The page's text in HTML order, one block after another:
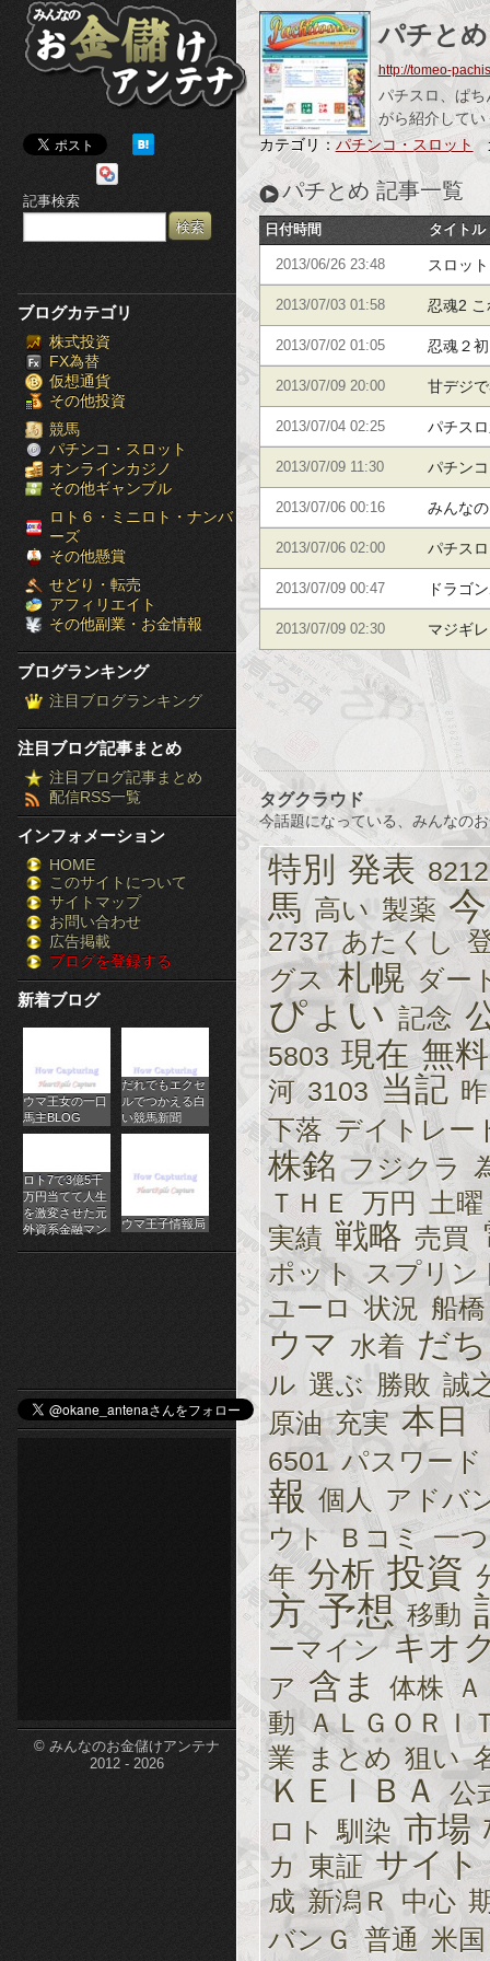
み
ん
な
の
お
金
儲
け
ア
ン
テ
ナ
［ブ
ロ
グ
ラ
ン
ン
グ］-
株
FX
競
馬
パ
チ
ス
ロ
オ
ン
ラ
イ
ン
カ
ジ
ノ
etc-
記事検索
ブログカテゴリ
株式投資
FX為替
仮想通貨
その他投資
競馬
パチンコ・スロット
オンラインカジノ
その他ギャンブル
ロト６・ミニロト・ナンバ
ーズ
その他懸賞
せどり・転売
アフィリエイト
その他副業・お金情報
ブログランキング
注目ブログランキング
注目ブログ記事まとめ
注目ブログ記事まとめ
配信RSS一覧
インフォメーション
HOME
このサイトについて
サイトマップ
お問い合わせ
広告掲載
ブログを登録する
新着ブログ
ウマ王女の一口
馬主BLOG
だれでもエクセ
ルでつかえる白
い競馬新聞
ロト7で3億5千
万円当てて人生
を激変させた元
外資系金融マン
ウマ王子情報局
© みんなのお金儲けアンテナ
2012 - 2026
パチとめ
http://tomeo-
パチスロ、ぱ
がら紹介して
カテゴリ： パチンコ・スロット
パチとめ 記事一覧
日付時間 タイトル
2013/06/26 23:48 スロッ
2013/07/03 01:58 忍魂2
(パチス
2013/07/02 01:05 忍魂２
弐 烈火
2013/07/09 20:00 甘デジ
2013/07/04 02:25 パチス
説 空の
2013/07/09 11:30 パチン
2013/07/06 00:16 みんな
ャグラ
2013/07/06 02:00 パチス
2013/07/09 00:47 ドラゴ
2013/07/09 02:30 マジギ
タグクラウド
今話題になっている、みんなの
特別 発表 8212
馬 高い 製薬
2737 あたくし
グス 札幌 ダー
ぴょい 記念
5803 現在 無料
河 3103 当記
下落 デイトレー
株銘 フジクラ
ＴＨＥ
万円
土曜
実績 戦略 売買
ポット スプリン
ユーロ 状況 船
ウマ 水着 だち
ル 選ぶ 勝敗 誠
原油 充実 本日
6501 パスワード
報 個人 アドバ
ウト
Ｂコミ 一つ
年 分析 投資
方 予想 移動
ーマイン キオ
ア 含ま 体株 Ａ
動 ＡＬＧＯＲＩ
業 まとめ 狙い
ＫＥＩＢＡ
公
ロト
馴染 市場
カ 東証 サイト
成 新潟Ｒ 中心
バンＧ 普通 米国